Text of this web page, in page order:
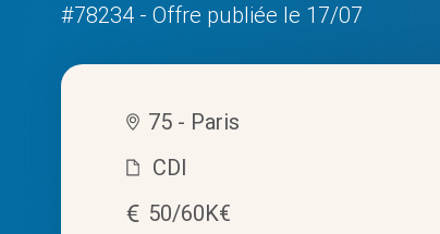
#78234- Offre publiée le 17/07
75 - Paris
CDI
50/60K€